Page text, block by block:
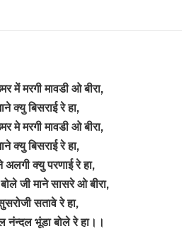
में मरगी मावडी ओ बीरा,
क्यु बिसराई रे हा,
मे मरगी मावडी ओ बीरा,
क्यु बिसराई रे हा,
अलगी क्यु परणाई रे हा,
जी माने सासरे ओ बीरा,
सतावे रे हा,
नंन्दल भूंडा बोले रे हा।।